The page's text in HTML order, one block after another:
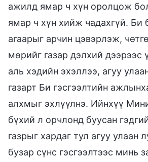
ажилд ямар ч хүн оролцож
ямар ч хүн хийж чадахгүй. Би
агаарыг арчин цэвэрлэж,
мөрийг газар дэлхий дээрээс
аль хэдийн эхэллээ, агуу
газарт Би гэсгээлтийн
алхмыг эхлүүлнэ. Ийнхүү
бүхий л орчлонд буусан
газрыг хардаг тул агуу улаан
бузар сүнс гэсгээлтээс минь